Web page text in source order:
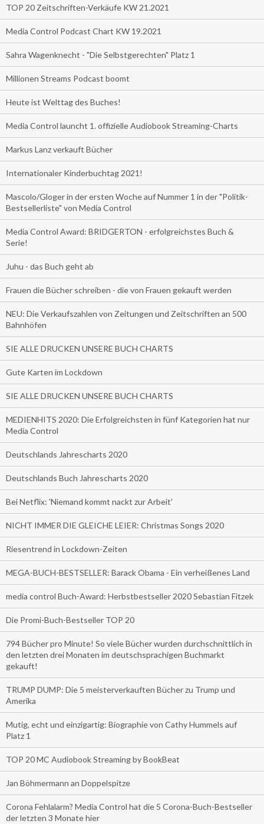
TOP 20 Zeitschriften-Verkäufe KW 21.2021
Media Control Podcast Chart KW 19.2021
Sahra Wagenknecht - "Die Selbstgerechten" Platz 1
Millionen Streams Podcast boomt
Heute ist Welttag des Buches!
Media Control launcht 1. offizielle Audiobook Streaming-Charts
Markus Lanz verkauft Bücher
Internationaler Kinderbuchtag 2021!
Mascolo/Gloger in der ersten Woche auf Nummer 1 in der "Politik-
Bestsellerliste" von Media Control
Media Control Award: BRIDGERTON - erfolgreichstes Buch &
Serie!
Juhu - das Buch geht ab
Frauen die Bücher schreiben - die von Frauen gekauft werden
NEU: Die Verkaufszahlen von Zeitungen und Zeitschriften an 500
Bahnhöfen
SIE ALLE DRUCKEN UNSERE BUCH CHARTS
Gute Karten im Lockdown
SIE ALLE DRUCKEN UNSERE BUCH CHARTS
MEDIENHITS 2020: Die Erfolgreichsten in fünf Kategorien hat nur
Media Control
Deutschlands Jahrescharts 2020
Deutschlands Buch Jahrescharts 2020
Bei Netflix: 'Niemand kommt nackt zur Arbeit'
NICHT IMMER DIE GLEICHE LEIER: Christmas Songs 2020
Riesentrend in Lockdown-Zeiten
MEGA-BUCH-BESTSELLER: Barack Obama - Ein verheißenes Land
media control Buch-Award: Herbstbestseller 2020 Sebastian Fitzek
Die Promi-Buch-Bestseller TOP 20
794 Bücher pro Minute! So viele Bücher wurden durchschnittlich in
den letzten drei Monaten im deutschsprachigen Buchmarkt
gekauft!
TRUMP DUMP: Die 5 meisterverkauften Bücher zu Trump und
Amerika
Mutig, echt und einzigartig: Biographie von Cathy Hummels auf
Platz 1
TOP 20 MC Audiobook Streaming by BookBeat
Jan Böhmermann an Doppelspitze
Corona Fehlalarm? Media Control hat die 5 Corona-Buch-Bestseller
der letzten 3 Monate hier